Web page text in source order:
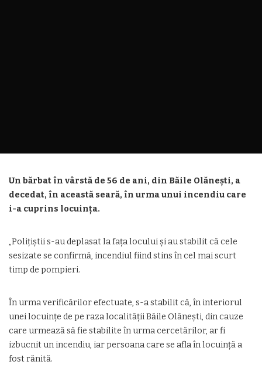
Un bărbat în vârstă de 56 de ani, din Băile Olănești, a
decedat, în această seară, în urma unui incendiu care
i-a cuprins locuința.
„Polițiștii s-au deplasat la fața locului și au stabilit că cele
sesizate se confirmă, incendiul fiind stins în cel mai scurt
timp de pompieri.
În urma verificărilor efectuate, s-a stabilit că, în interiorul
unei locuințe de pe raza localității Băile Olănești, din cauze
care urmează să fie stabilite în urma cercetărilor, ar fi
izbucnit un incendiu, iar persoana care se afla în locuință a
fost rănită.